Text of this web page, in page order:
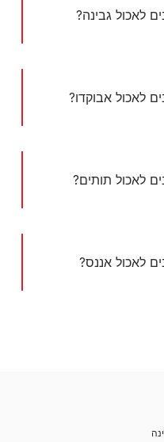
לאכול גבינה?
לאכול אבוקדו?
לאכול תותים?
לאכול אננס?